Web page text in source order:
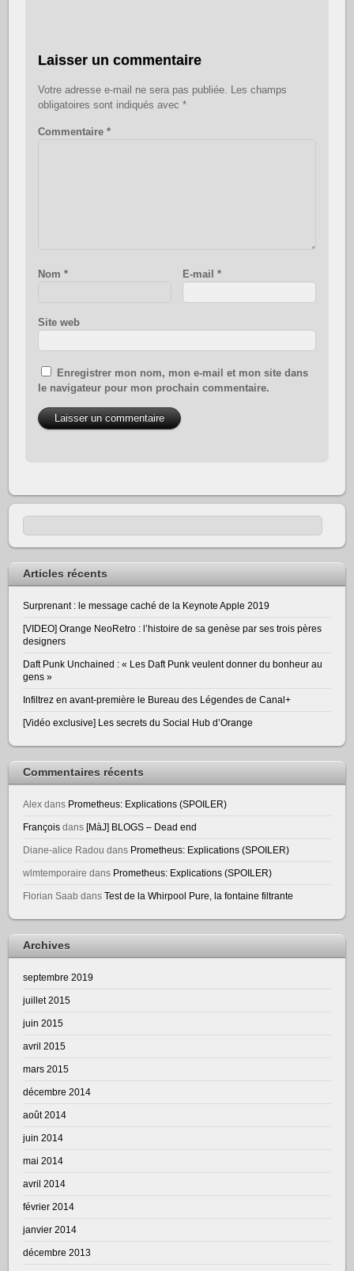
Laisser un commentaire
Votre adresse e-mail ne sera pas publiée. Les champs
obligatoires sont indiqués avec *
Commentaire *
Nom * E-mail*
Site web
Enregistrer mon nom, mon e-mail et mon site dans
le navigateur pour mon prochain commentaire.
Articles récents
Surprenant : le message caché de la Keynote Apple 2019
[VIDEO] Orange NeoRetro : l’histoire de sa genèse par ses trois pères
designers
Daft Punk Unchained : « Les Daft Punk veulent donner du bonheur au
gens »
Infiltrez en avant-première le Bureau des Légendes de Canal+
[Vidéo exclusive] Les secrets du Social Hub d’Orange
Commentaires récents
Alex dans Prometheus: Explications (SPOILER)
François dans[MàJ] BLOGS – Dead end
Diane-alice Radou dans Prometheus: Explications (SPOILER)
wlmtemporaire dans Prometheus: Explications (SPOILER)
Florian Saab dansTest de la Whirpool Pure, la fontaine filtrante
Archives
septembre 2019
juillet 2015
juin 2015
avril 2015
mars 2015
décembre 2014
août 2014
juin 2014
mai 2014
avril 2014
février 2014
janvier 2014
décembre 2013